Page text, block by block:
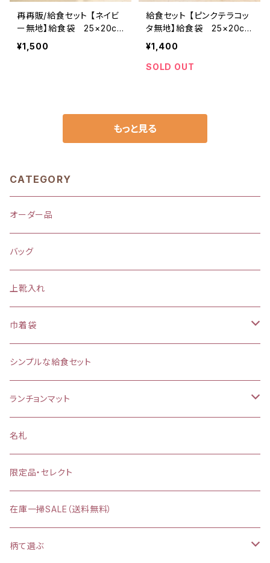
再再販/給食セット 【ネイビ
ー無地】給食袋 25×20cm
ランチョンマット 25×35c
m マイカラー my color
¥1,500
給食セット 【ピンクテラコッ
タ無地】給食袋 25×20cm
ランチョンマット 25×35c
m ★SET.13 シンプル 裏
地付き マイカラー my col
¥1,400
SOLD OUT
もっと見る
CATEGORY
オーダー品
バッグ
上靴入れ
巾着袋
(大)約 縦37×横34マチ＋8cm
お弁当袋
【給食袋・おやつ袋】約 縦25×20cm
シンプルな給食セット
ランチョンマット
縦25×横35cm
縦30×横40cm
名札
限定品・セレクト
在庫一掃SALE（送料無料）
柄て選ぶ